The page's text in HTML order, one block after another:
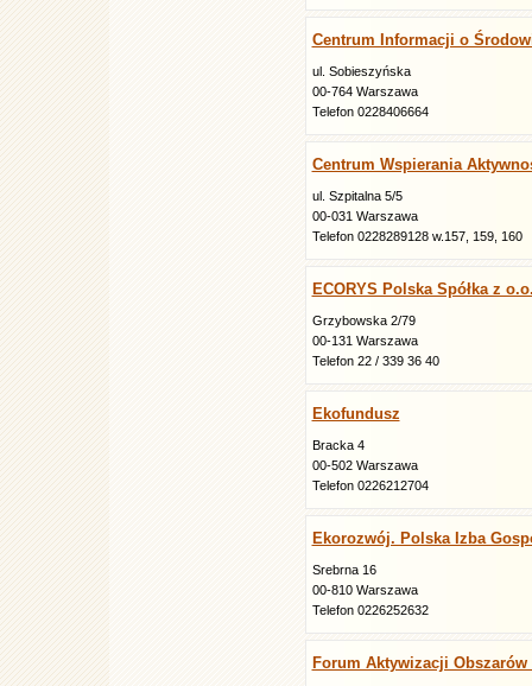
Centrum Informacji o
ul. Sobieszyńska
00-764 Warszawa
Telefon 0228406664
Centrum Wspierania
ul. Szpitalna 5/5
00-031 Warszawa
Telefon 0228289128 w.157, 159, 160
ECORYS Polska Spółka z
Grzybowska 2/79
00-131 Warszawa
Telefon 22 / 339 36 40
Ekofundusz
Bracka 4
00-502 Warszawa
Telefon 0226212704
Ekorozwój. Polska Izba
Srebrna 16
00-810 Warszawa
Telefon 0226252632
Forum Aktywizacji Obszarów